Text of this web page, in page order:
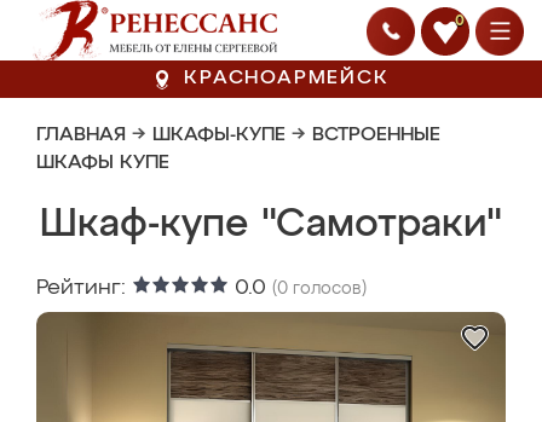
0
КРАСНОАРМЕЙСК
ГЛАВНАЯ → ШКАФЫ-КУПЕ → ВСТРОЕННЫЕ
ШКАФЫ КУПЕ
Шкаф-купе "Самотраки"
Рейтинг: 0.0 (0 голосов)